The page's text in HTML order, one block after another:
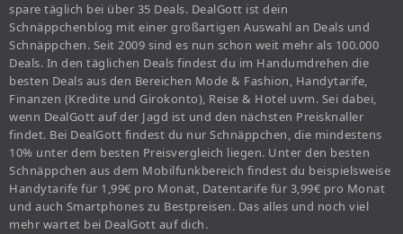
spare täglich bei über 35 Deals. DealGott ist dein
Schnäppchenblog mit einer großartigen Auswahl an Deals und
Schnäppchen. Seit 2009 sind es nun schon weit mehr als 100.000
Deals. In den täglichen Deals findest du im Handumdrehen die
besten Deals aus den Bereichen Mode & Fashion, Handytarife,
Finanzen (Kredite und Girokonto), Reise & Hotel uvm. Sei dabei,
wenn DealGott auf der Jagd ist und den nächsten Preisknaller
findet. Bei DealGott findest du nur Schnäppchen, die mindestens
10% unter dem besten Preisvergleich liegen. Unter den besten
Schnäppchen aus dem Mobilfunkbereich findest du beispielsweise
Handytarife für 1,99€ pro Monat, Datentarife für 3,99€ pro Monat
und auch Smartphones zu Bestpreisen. Das alles und noch viel
mehr wartet bei DealGott auf dich.